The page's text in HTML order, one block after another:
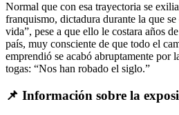
Normal que con esa trayectoria se
franquismo, dictadura durante la que
vida”, pese a que ello le costara años
país, muy consciente de que todo el
emprendió se acabó abruptamente por
togas: “Nos han robado el siglo.”
📌 Información sobre la